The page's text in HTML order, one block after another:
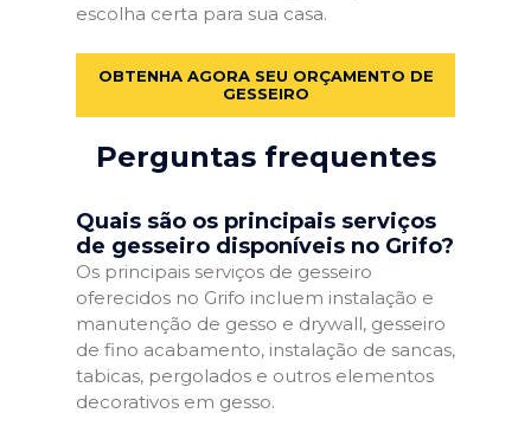
escolha certa para sua casa.
OBTENHA AGORA SEU ORÇAMENTO DE
GESSEIRO
Perguntas frequentes
Quais são os principais serviços
de gesseiro disponíveis no Grifo?
Os principais serviços de gesseiro
oferecidos no Grifo incluem instalação e
manutenção de gesso e drywall, gesseiro
de fino acabamento, instalação de sancas,
tabicas, pergolados e outros elementos
decorativos em gesso.